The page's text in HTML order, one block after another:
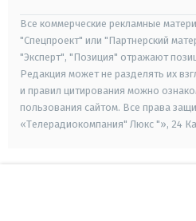
Все коммерческие рекламные
"Спецпроект" или "Партнерский
"Эксперт", "Позиция" отражают
Редакция может не разделять их
и правил цитирования можно
пользования сайтом. Все права
«Телерадиокомпания" Люкс "», 24